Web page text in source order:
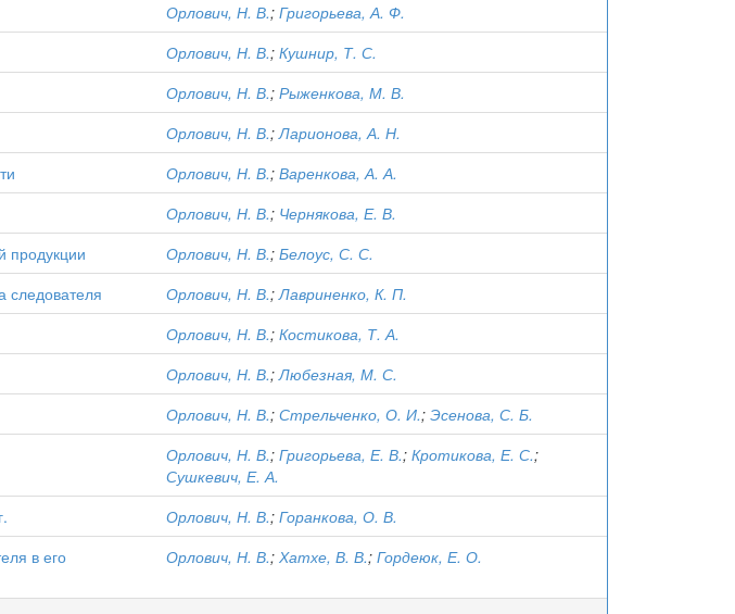
Орлович, Н. В.; Григорьева, А. Ф.
Орлович, Н. В.; Кушнир, Т. С.
Орлович, Н. В.; Рыженкова, М. В.
Орлович, Н. В.;Ларионова, А. Н.
Орлович, Н. В.; Варенкова, А. А.
Орлович, Н. В.; Чернякова, Е. В.
продукции Орлович, Н. В.; Белоус, С. С.
следователя Орлович, Н. В.;Лавриненко, К. П.
Орлович, Н. В.; Костикова, Т. А.
Орлович, Н. В.;Любезная, М. С.
Орлович, Н. В.; Стрельченко, О. И.; Эсенова, С. Б.
Орлович, Н. В.; Григорьева, Е. В.; Кротикова, Е. С.;
Сушкевич, Е. А.
Орлович, Н. В.; Горанкова, О. В.
в его
Орлович, Н. В.; Хатхе, В. В.; Гордеюк, Е. О.